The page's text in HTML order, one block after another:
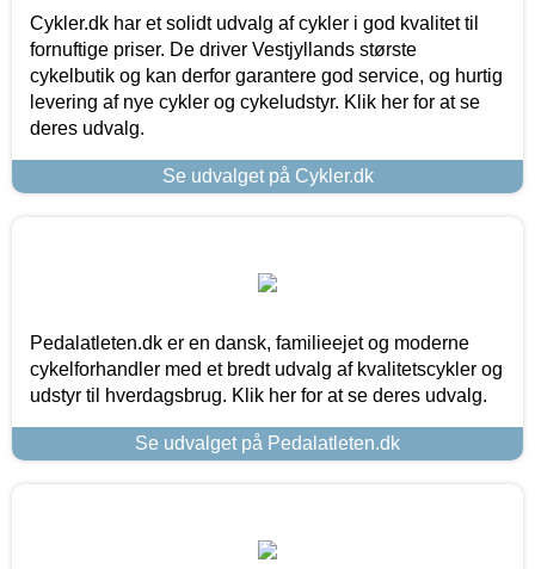
Cykler.dk har et solidt udvalg af cykler i god kvalitet til
fornuftige priser. De driver Vestjyllands største
cykelbutik og kan derfor garantere god service, og hurtig
levering af nye cykler og cykeludstyr. Klik her for at se
deres udvalg.
Se udvalget på Cykler.dk
Pedalatleten.dk er en dansk, familieejet og moderne
cykelforhandler med et bredt udvalg af kvalitetscykler og
udstyr til hverdagsbrug. Klik her for at se deres udvalg.
Se udvalget på Pedalatleten.dk